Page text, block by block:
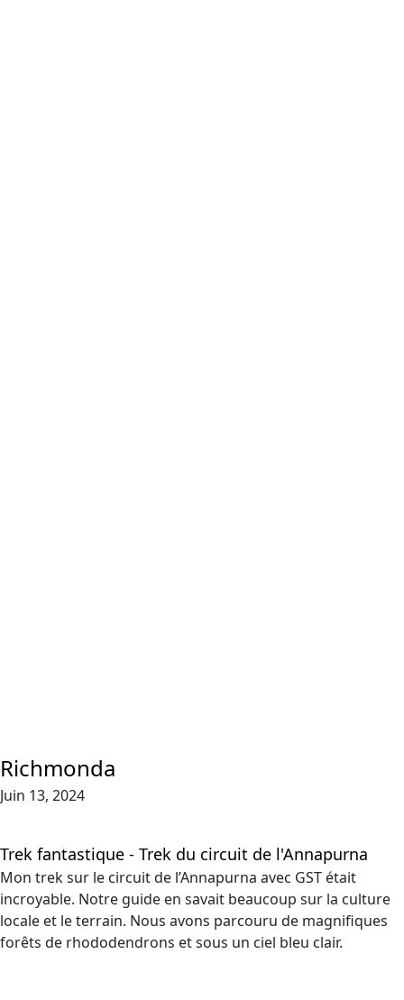
Richmonda
Juin 13, 2024
Trek fantastique - Trek du circuit de l'Annapurna
Mon trek sur le circuit de l’Annapurna avec GST était
incroyable. Notre guide en savait beaucoup sur la culture
locale et le terrain. Nous avons parcouru de magnifiques
forêts de rhododendrons et sous un ciel bleu clair.